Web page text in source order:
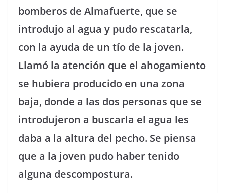
bomberos de Almafuerte, que se
introdujo al agua y pudo rescatarla,
con la ayuda de un tío de la joven.
Llamó la atención que el ahogamiento
se hubiera producido en una zona
baja, donde a las dos personas que se
introdujeron a buscarla el agua les
daba a la altura del pecho. Se piensa
que a la joven pudo haber tenido
alguna descompostura.